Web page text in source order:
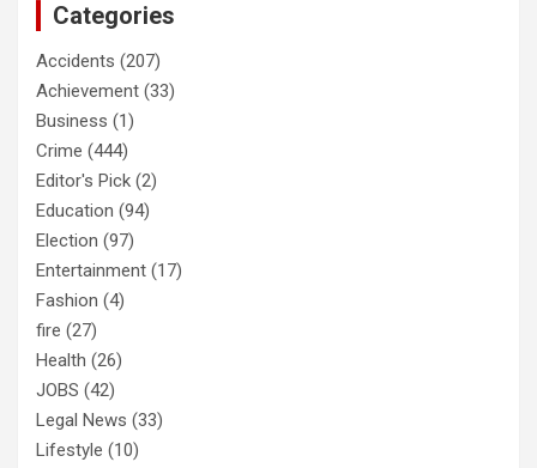
Categories
Accidents (207)
Achievement (33)
Business (1)
Crime (444)
Editor's Pick (2)
Education (94)
Election (97)
Entertainment (17)
Fashion (4)
fire (27)
Health (26)
JOBS (42)
Legal News (33)
Lifestyle (10)